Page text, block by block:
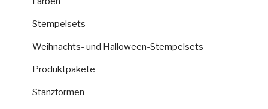
Stempelsets
Weihnachts- und Halloween-Stempelsets
Produktpakete
Stanzformen